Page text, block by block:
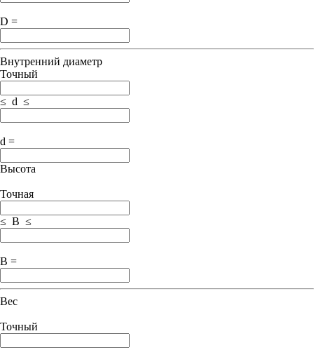
D =
Внутренний диаметр
Точный
≤ d ≤
d =
Высота
Точная
≤ B ≤
B =
Вес
Точный